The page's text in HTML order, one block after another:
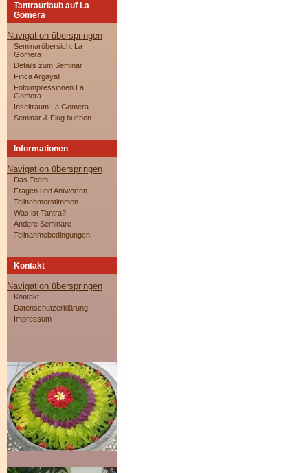
Tantraurlaub auf La
Gomera
Navigation überspringen
Seminarübersicht La
Gomera
Details zum Seminar
Finca Argayall
Fotoimpressionen La
Gomera
Inseltraum La Gomera
Seminar & Flug buchen
Informationen
Navigation überspringen
Das Team
Fragen und Antworten
Teilnehmerstimmen
Was ist Tantra?
Andere Seminare
Teilnahmebedingungen
Kontakt
Navigation überspringen
Kontakt
Datenschutzerklärung
Impressum